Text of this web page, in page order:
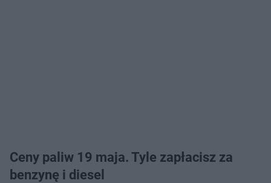
Ceny paliw 19 maja. Tyle zapłacisz za
benzynę i diesel